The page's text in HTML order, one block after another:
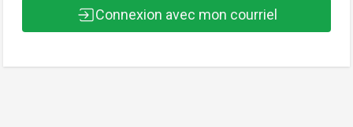
Connexion avec mon courriel